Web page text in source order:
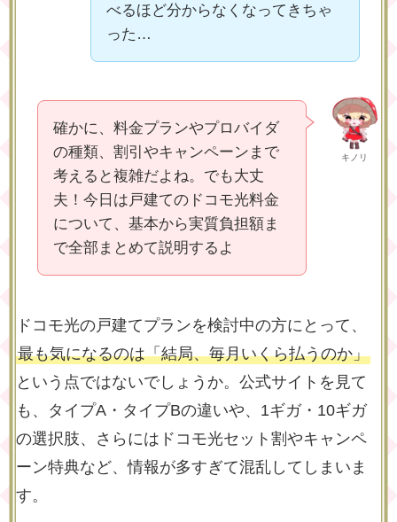
べるほど分からなくなってきちゃ
った…
キノリ
確かに、料金プランやプロバイダ
の種類、割引やキャンペーンまで
考えると複雑だよね。でも大丈
夫！今日は戸建てのドコモ光料金
について、基本から実質負担額ま
で全部まとめて説明するよ
ドコモ光の戸建てプランを検討中の方にとって、
最も気になるのは「結局、毎月いくら払うのか」
という点ではないでしょうか。公式サイトを見て
も、タイプA・タイプBの違いや、1ギガ・10ギガ
の選択肢、さらにはドコモ光セット割やキャンペ
ーン特典など、情報が多すぎて混乱してしまいま
す。